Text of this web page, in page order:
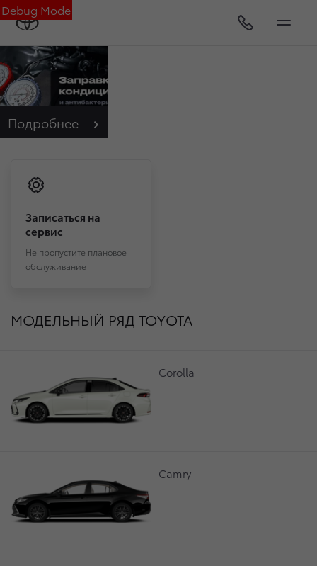
Debug Mode
Подробнее
Записаться на
сервис
Не пропустите плановое
обслуживание
МОДЕЛЬНЫЙ РЯД TOYOTA
Corolla
Camry